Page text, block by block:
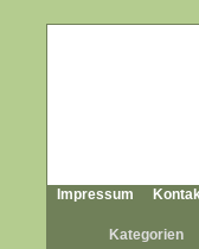
Impressum
Kategorien